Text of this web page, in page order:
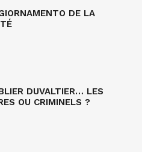
DE LA
DUVALTIER… LES
OU CRIMINELS ?